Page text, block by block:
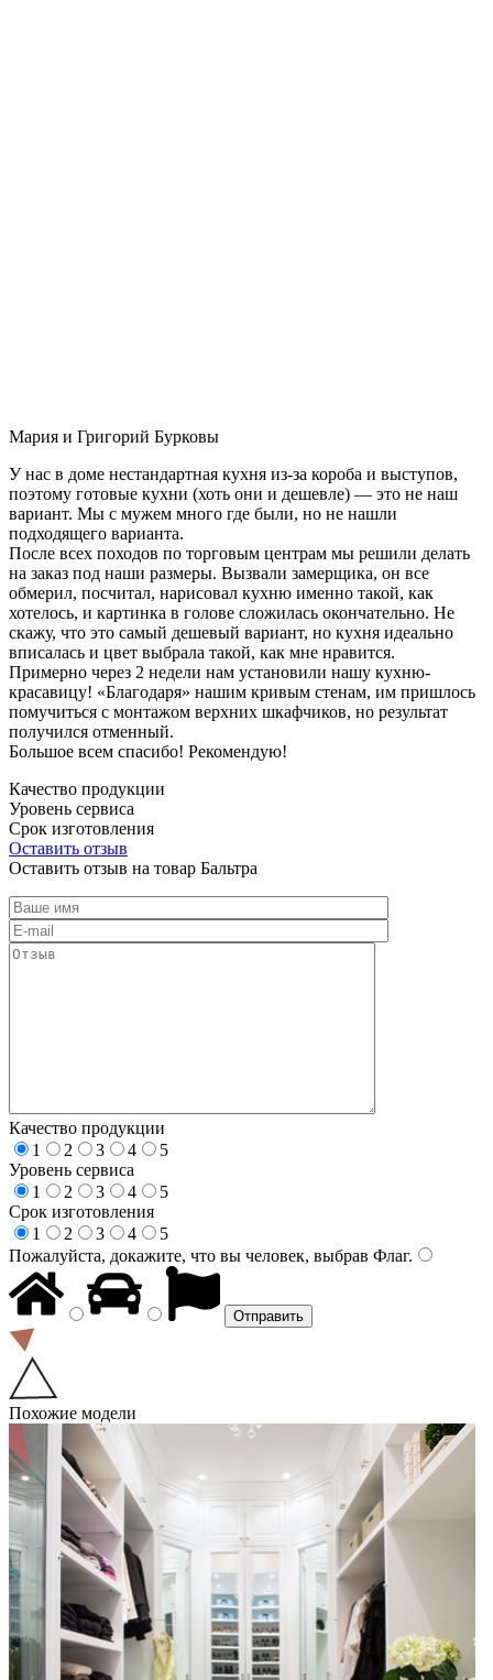
Мария и Григорий Бурковы
У нас в доме нестандартная кухня из-за короба и выступов,
поэтому готовые кухни (хоть они и дешевле) — это не наш
вариант. Мы с мужем много где были, но не нашли
подходящего варианта.
После всех походов по торговым центрам мы решили делать
на заказ под наши размеры. Вызвали замерщика, он все
обмерил, посчитал, нарисовал кухню именно такой, как
хотелось, и картинка в голове сложилась окончательно. Не
скажу, что это самый дешевый вариант, но кухня идеально
вписалась и цвет выбрала такой, как мне нравится.
Примерно через 2 недели нам установили нашу кухню-
красавицу! «Благодаря» нашим кривым стенам, им пришлось
помучиться с монтажом верхних шкафчиков, но результат
получился отменный.
Большое всем спасибо! Рекомендую!
Качество продукции
Уровень сервиса
Срок изготовления
Оставить отзыв
Оставить отзыв на товар Бальтра
Качество продукции
1
2 3 4
5
Уровень сервиса
1
2 3 4
5
Срок изготовления
1
2 3 4
5
Пожалуйста, докажите, что вы человек, выбрав Флаг.
Похожие модели